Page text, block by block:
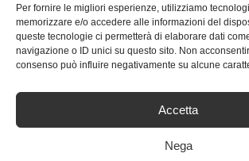
Per fornire le migliori esperienze, utilizziamo
memorizzare e/o accedere alle informazioni del
queste tecnologie ci permetterà di elaborare dati
navigazione o ID unici su questo sito. Non
consenso può influire negativamente su alcune
Accetta
Nega
SHARE THIS POST
RELATED POSTS